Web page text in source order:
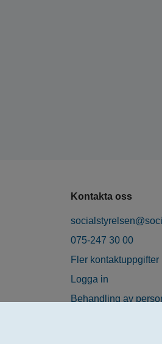
Kontakta oss
075-247 30 00
Fler kontaktuppgifter
Logga in
Behandling av